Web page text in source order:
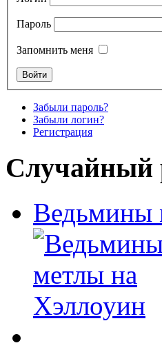
Пароль
Запомнить меня
Забыли пароль?
Забыли логин?
Регистрация
Случайный
Ведьмины